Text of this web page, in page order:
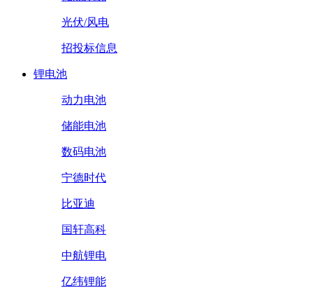
光伏/风电
招投标信息
锂电池
动力电池
储能电池
数码电池
宁德时代
比亚迪
国轩高科
中航锂电
亿纬锂能